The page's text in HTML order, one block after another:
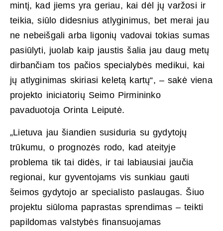
mintį, kad jiems yra geriau, kai dėl jų varžosi ir
teikia, siūlo didesnius atlyginimus, bet merai jau
ne nebeišgali arba ligonių vadovai tokias sumas
pasiūlyti, juolab kaip jaustis šalia jau daug metų
dirbančiam tos pačios specialybės medikui, kai
jų atlyginimas skiriasi keletą kartų“, – sakė viena
projekto iniciatorių Seimo Pirmininko
pavaduotoja Orinta Leiputė.
„Lietuva jau šiandien susiduria su gydytojų
trūkumu, o prognozės rodo, kad ateityje
problema tik tai didės, ir tai labiausiai jaučia
regionai, kur gyventojams vis sunkiau gauti
šeimos gydytojo ar specialisto paslaugas. Šiuo
projektu siūloma paprastas sprendimas – teikti
papildomas valstybės finansuojamas